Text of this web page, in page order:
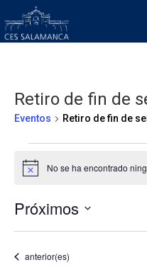
Retiro de fin de
Eventos Retiro de fin de
Aviso No se ha encontrado
Próximos
Selecciona
fecha.
Eventos
anterior(es)